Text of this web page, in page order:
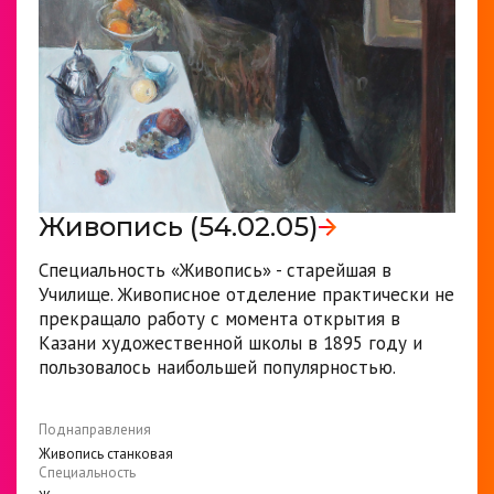
Живопись (54.02.05)
Специальность «Живопись» - старейшая в
Училище. Живописное отделение практически не
прекращало работу с момента открытия в
Казани художественной школы в 1895 году и
пользовалось наибольшей популярностью.
Поднаправления
Живопись станковая
Специальность